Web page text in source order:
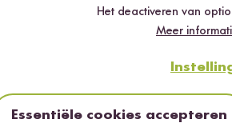
Het deactiveren van
Meer
Essentiële cookies accepteren